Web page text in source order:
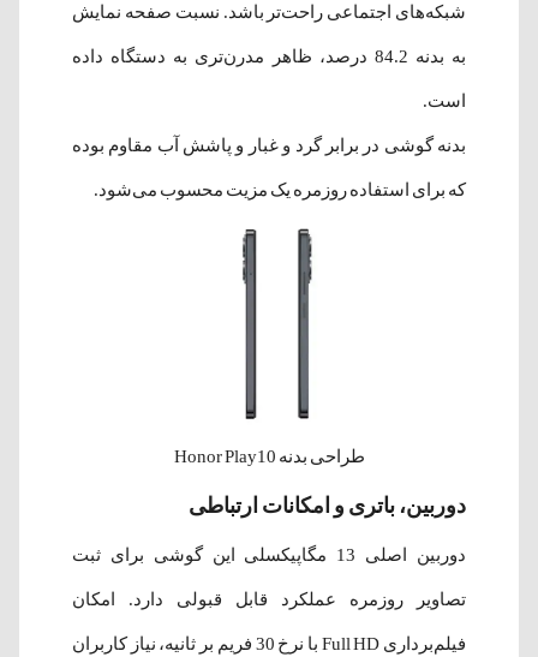
شبکه‌های اجتماعی راحت‌تر باشد. نسبت صفحه نمایش
به بدنه 84.2 درصد، ظاهر مدرن‌تری به دستگاه داده
است.
بدنه گوشی در برابر گرد و غبار و پاشش آب مقاوم بوده
که برای استفاده روزمره یک مزیت محسوب می‌شود.
طراحی بدنه Honor Play10
دوربین، باتری و امکانات ارتباطی
دوربین اصلی 13 مگاپیکسلی این گوشی برای ثبت
تصاویر روزمره عملکرد قابل قبولی دارد. امکان
فیلم‌برداری Full HD با نرخ 30 فریم بر ثانیه، نیاز کاربران